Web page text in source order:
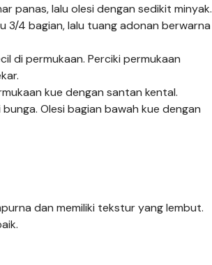
panas, lalu olesi dengan sedikit minyak.
3/4 bagian, lalu tuang adonan berwarna
di permukaan. Perciki permukaan
kue dengan santan kental.
Olesi bagian bawah kue dengan
dan memiliki tekstur yang lembut.